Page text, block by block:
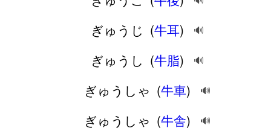
ぎゅうじ (牛耳) 🔊
ぎゅうし (牛脂) 🔊
ぎゅうしゃ (牛車) 🔊
ぎゅうしゃ (牛舎) 🔊